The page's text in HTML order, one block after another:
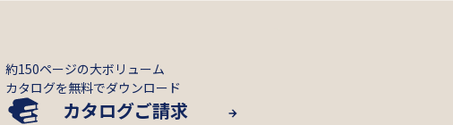
約150ページの大ボリューム
カタログを無料でダウンロード
カタログご請求